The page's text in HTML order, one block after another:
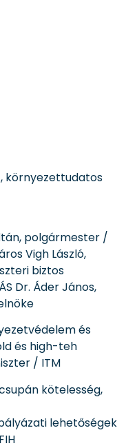
környezettudatos
polgármester /
Vigh László,
biztos
Dr. Áder János,
és
és high-teh
/ ITM
csupán kötelesség,
lehetőségek